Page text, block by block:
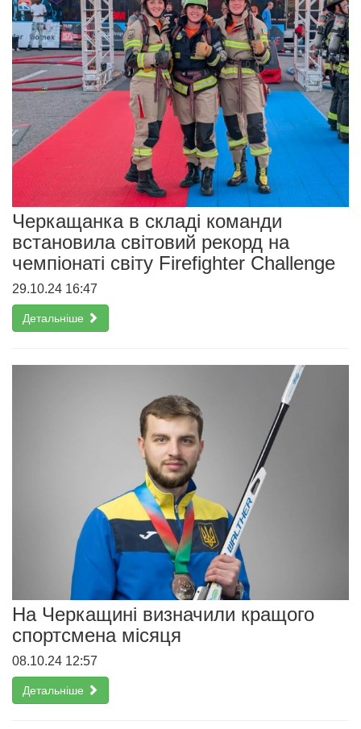
Черкащанка в складі команди
встановила світовий рекорд на
чемпіонаті світу Firefighter Challenge
29.10.24 16:47
Детальніше
На Черкащині визначили кращого
спортсмена місяця
08.10.24 12:57
Детальніше